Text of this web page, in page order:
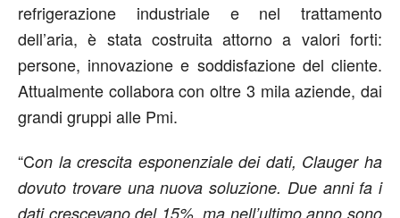
refrigerazione industriale e nel trattamento
dell’aria, è stata costruita attorno a valori forti:
persone, innovazione e soddisfazione del cliente.
Attualmente collabora con oltre 3 mila aziende, dai
grandi gruppi alle Pmi.
“Con la crescita esponenziale dei dati, Clauger ha
dovuto trovare una nuova soluzione. Due anni fa i
dati crescevano del 15%, ma nell’ultimo anno sono